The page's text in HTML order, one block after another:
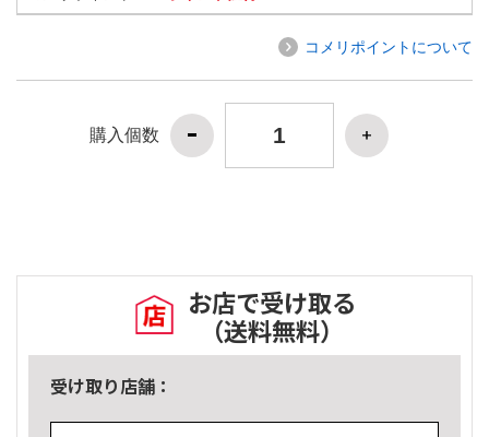
コメリポイントについて
購入個数
お店で受け取る
（送料無料）
受け取り店舗：